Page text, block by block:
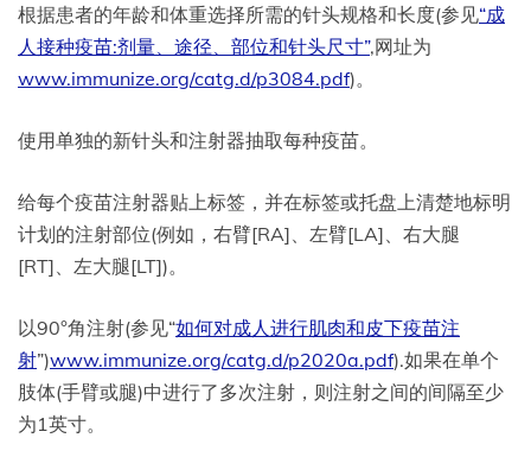
根据患者的年龄和体重选择所需的针头规格和长度(参见“成
人接种疫苗:剂量、途径、部位和针头尺寸”,网址为
www.immunize.org/catg.d/p3084.pdf)。
使用单独的新针头和注射器抽取每种疫苗。
给每个疫苗注射器贴上标签，并在标签或托盘上清楚地标明
计划的注射部位(例如，右臂[RA]、左臂[LA]、右大腿
[RT]、左大腿[LT])。
以90°角注射(参见“如何对成人进行肌肉和皮下疫苗注
射”)www.immunize.org/catg.d/p2020a.pdf).如果在单个
肢体(手臂或腿)中进行了多次注射，则注射之间的间隔至少
为1英寸。